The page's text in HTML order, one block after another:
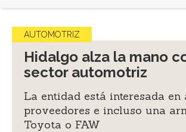
AUTOMOTRIZ
Hidalgo alza la mano
sector automotriz
La entidad está interesada en
proveedores e incluso una
Toyota o FAW